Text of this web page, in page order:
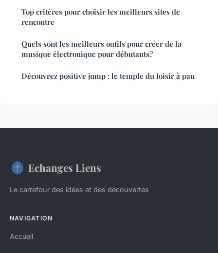
Top critères pour choisir les meilleurs sites de
rencontre
Quels sont les meilleurs outils pour créer de la
musique électronique pour débutants?
Découvrez positive jump : le temple du loisir à pau
Echanges Liens
Le carrefour des idées et des découvertes
NAVIGATION
Accueil